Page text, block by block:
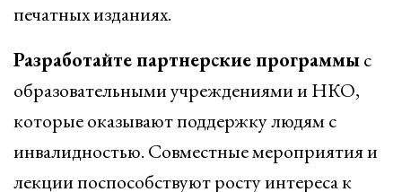
печатных изданиях.
Разработайте партнерские программыс
образовательными учреждениями и НКО,
которые оказывают поддержку людям с
инвалидностью. Совместные мероприятия и
лекции поспособствуют росту интереса к